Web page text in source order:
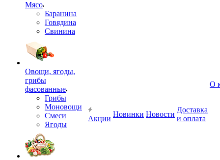
Мясо
Баранина
Говядина
Свинина
Овощи, ягоды,
грибы
фасованные
Грибы
Моновощи
Смеси
Ягоды
Акции
Новинки Новости
Доставка
и оплата
О